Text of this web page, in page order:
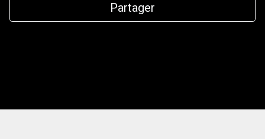
Partager